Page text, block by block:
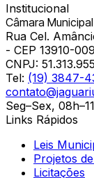
Institucional
Câmara
Rua Cel.
- CEP 13910-009
CNPJ:
Tel: (19) 3847-
Seg–Sex,
Links Rápidos
Leis
Projetos
Licitações